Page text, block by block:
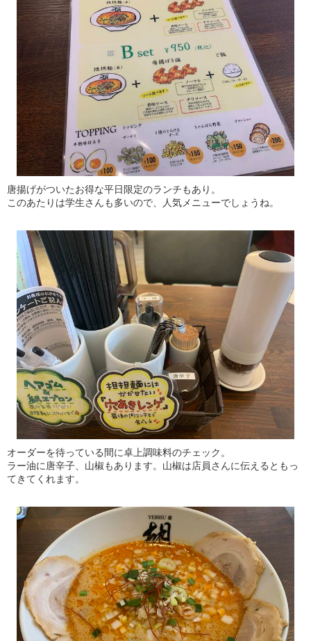
唐揚げがついたお得な平日限定のランチもあり。
このあたりは学生さんも多いので、人気メニューでしょうね。
オーダーを待っている間に卓上調味料のチェック。
ラー油に唐辛子、山椒もあります。山椒は店員さんに伝えるともっ
てきてくれます。